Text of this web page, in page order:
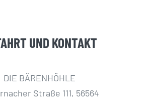
UND KONTAKT
DIE BÄRENHÖHLE
Straße 111, 56564